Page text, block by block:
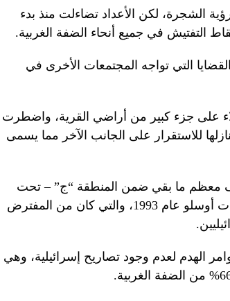
الشجرة، لكن الأعداد تضاءلت منذ بدء
التي تواجه المجتمعات الأخرى في
الاستيلاء على جزء كبير من أراضي القرية، واضطرت
للاستقرار على الجانب الآخر مما يسمى
عام 1967، تم تصنيف معظم ما بقي ضمن المنطقة “ج” – تحت
السيطرة الإسرائيلية الكاملة – بموجب اتفاقيات أوسلو عام 1993، والتي كان من المفترض
الهدم لعدم وجود تصاريح إسرائيلية، وهي